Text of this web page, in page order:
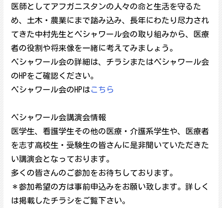
医師としてアフガニスタンの人々の命と生活を守るた
め、土木・農業にまで踏み込み、長年にわたり尽力され
てきた中村先生とペシャワール会の取り組みから、医療
者の役割や将来像を一緒に考えてみましょう。
ペシャワール会の詳細は、チラシまたはペシャワール会
のHPをご確認ください。
ペシャワール会のHPはこちら
ペシャワール会講演会情報
医学生、看護学生その他の医療・介護系学生や、医療者
を志す高校生・受験生の皆さんに是非聞いていただきた
い講演会となっております。
多くの皆さんのご参加をお待ちしております。
＊参加希望の方は事前申込みをお願い致します。詳しく
は掲載したチラシをご覧下さい。